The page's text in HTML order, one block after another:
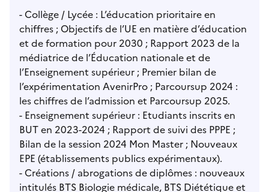
- Collège / Lycée : L’éducation prioritaire en
chiffres ; Objectifs de l’UE en matière d’éducation
et de formation pour 2030 ; Rapport 2023 de la
médiatrice de l’Éducation nationale et de
l’Enseignement supérieur ; Premier bilan de
l’expérimentation AvenirPro ; Parcoursup 2024 :
les chiffres de l’admission et Parcoursup 2025.
- Enseignement supérieur : Etudiants inscrits en
BUT en 2023-2024 ; Rapport de suivi des PPPE ;
Bilan de la session 2024 Mon Master ; Nouveaux
EPE (établissements publics expérimentaux).
- Créations / abrogations de diplômes : nouveaux
intitulés BTS Biologie médicale, BTS Diététique et